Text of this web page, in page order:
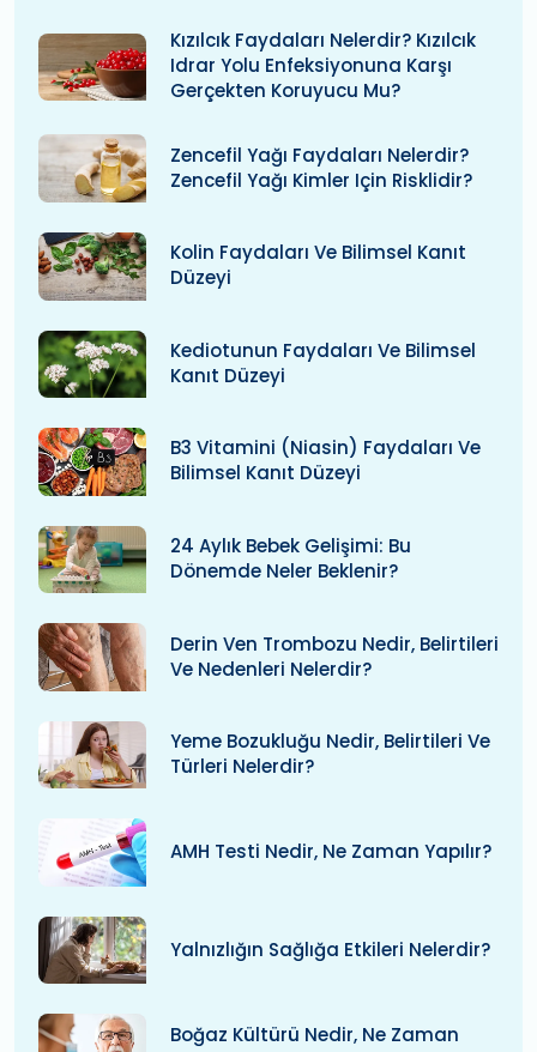
Kızılcık Faydaları Nelerdir? Kızılcık
Idrar Yolu Enfeksiyonuna Karşı
Gerçekten Koruyucu Mu?
Zencefil Yağı Faydaları Nelerdir?
Zencefil Yağı Kimler Için Risklidir?
Kolin Faydaları Ve Bilimsel Kanıt
Düzeyi
Kediotunun Faydaları Ve Bilimsel
Kanıt Düzeyi
B3 Vitamini (niasin) Faydaları Ve
Bilimsel Kanıt Düzeyi
24 Aylık Bebek Gelişimi: Bu
Dönemde Neler Beklenir?
Derin Ven Trombozu Nedir, Belirtileri
Ve Nedenleri Nelerdir?
Yeme Bozukluğu Nedir, Belirtileri Ve
Türleri Nelerdir?
AMH Testi Nedir, Ne Zaman Yapılır?
Yalnızlığın Sağlığa Etkileri Nelerdir?
Boğaz Kültürü Nedir, Ne Zaman